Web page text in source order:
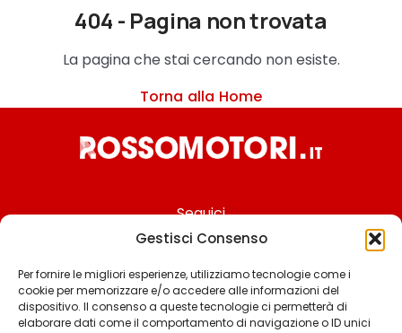
Gestisci Consenso
Per fornire le migliori esperienze, utilizziamo tecnologie come i
cookie per memorizzare e/o accedere alle informazioni del
dispositivo. Il consenso a queste tecnologie ci permetterà di
elaborare dati come il comportamento di navigazione o ID unici
404 - Pagina non trovata
La pagina che stai cercando non esiste.
Torna alla Home
Seguici
Chi siamo